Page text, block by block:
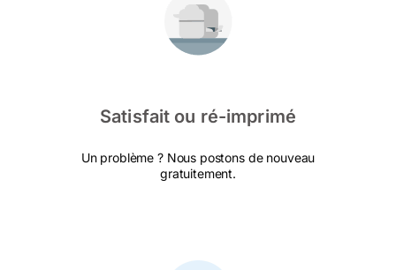
Satisfait ou ré-imprimé
Un problème ? Nous postons de nouveau
gratuitement.